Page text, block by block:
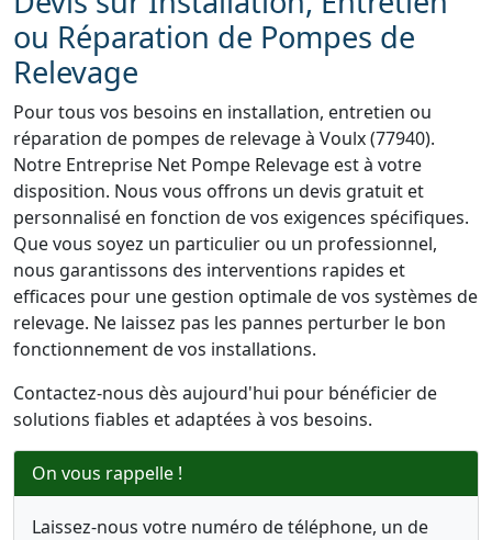
ou Réparation de Pompes de
Relevage
Pour tous vos besoins en installation, entretien ou
réparation de pompes de relevage à Voulx (77940).
Notre Entreprise Net Pompe Relevage est à votre
disposition. Nous vous offrons un devis gratuit et
personnalisé en fonction de vos exigences spécifiques.
Que vous soyez un particulier ou un professionnel,
nous garantissons des interventions rapides et
efficaces pour une gestion optimale de vos systèmes de
relevage. Ne laissez pas les pannes perturber le bon
fonctionnement de vos installations.
Contactez-nous dès aujourd'hui pour bénéficier de
solutions fiables et adaptées à vos besoins.
On vous rappelle !
Laissez-nous votre numéro de téléphone, un de